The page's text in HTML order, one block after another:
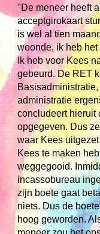
"De meneer heeft
acceptgirokaart
is wel al tien
woonde, ik heb
Ik heb voor Kees
gebeurd. De RET
administratie
concludeert hieruit
opgegeven. Dus
waar Kees
Kees te maken
weggegooid.
incassobureau
zijn boete gaat
niets. Dus de
hoog geworden.